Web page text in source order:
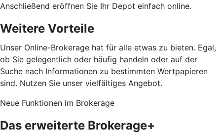
Anschließend eröffnen Sie Ihr Depot einfach online.
Weitere Vorteile
Unser Online-Brokerage hat für alle etwas zu bieten. Egal,
ob Sie gelegentlich oder häufig handeln oder auf der
Suche nach Informationen zu bestimmten Wertpapieren
sind. Nutzen Sie unser vielfältiges Angebot.
Neue Funktionen im Brokerage
Das erweiterte Brokerage+